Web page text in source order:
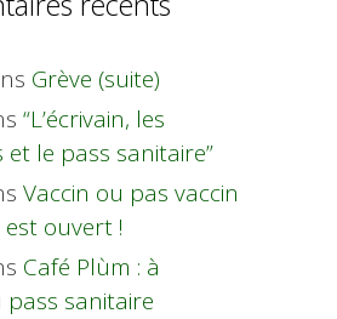
Grève (suite)
“L’écrivain, les
le pass sanitaire”
Vaccin ou pas vaccin
ouvert !
Café Plùm : à
sanitaire